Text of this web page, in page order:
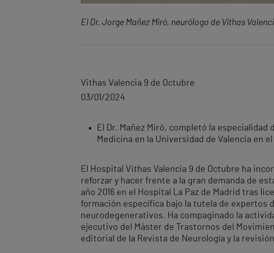
El Dr. Jorge Mañez Miró, neurólogo de Vithas
Vithas Valencia 9 de Octubre
03/01/2024
El Dr. Mañez Miró, completó la especialidad
Medicina en la Universidad de Valencia en el
El Hospital Vithas Valencia 9 de Octubre ha
reforzar y hacer frente a la gran demanda de
año 2016 en el Hospital La Paz de Madrid tras
formación específica bajo la tutela de expertos
neurodegenerativos. Ha compaginado la
ejecutivo del Máster de Trastornos del
editorial de la Revista de Neurología y la